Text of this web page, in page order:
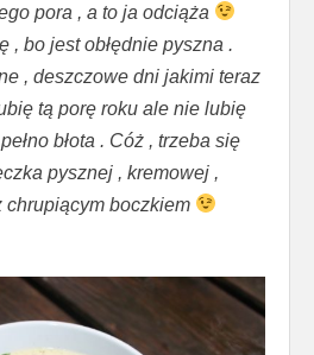
pora , a to ja odciąża
, bo jest obłędnie pyszna .
, deszczowe dni jakimi teraz
tą porę roku ale nie lubię
błota . Cóż , trzeba się
pysznej , kremowej ,
chrupiącym boczkiem